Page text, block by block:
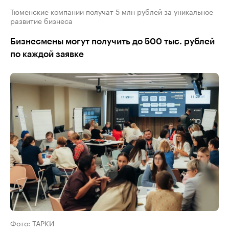
Тюменские компании получат 5 млн рублей за уникальное
развитие бизнеса
Бизнесмены могут получить до 500 тыс. рублей
по каждой заявке
Фото: ТАРКИ